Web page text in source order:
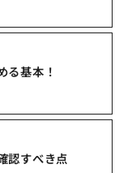
る基本！
認すべき点